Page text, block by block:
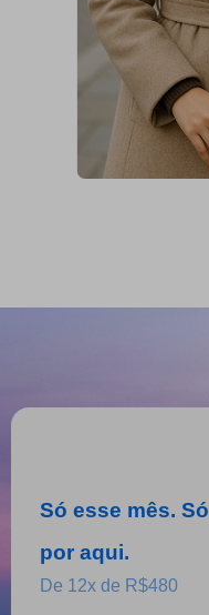
Só esse mês. Só
por aqui.
De 12x de R$480